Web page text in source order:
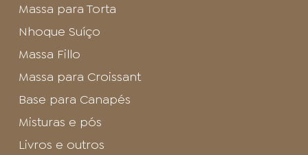
Massa para Torta
Nhoque Suíço
Massa Fillo
Massa para Croissant
Base para Canapés
Misturas e pós
Livros e outros